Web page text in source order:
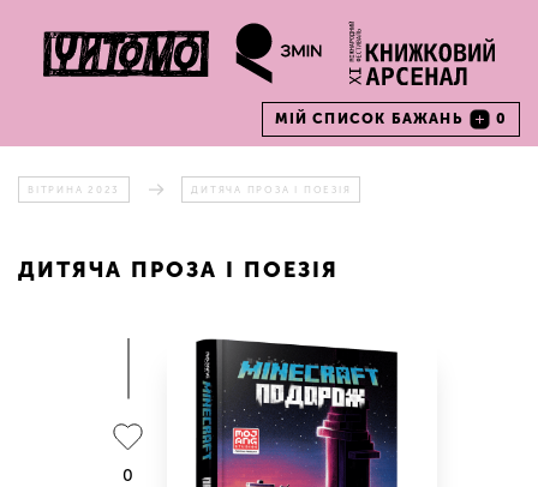
МІЙ СПИСОК БАЖАНЬ 0
ВІТРИНА 2023 ДИТЯЧА ПРОЗА І ПОЕЗІЯ
ДИТЯЧА ПРОЗА І ПОЕЗІЯ
0